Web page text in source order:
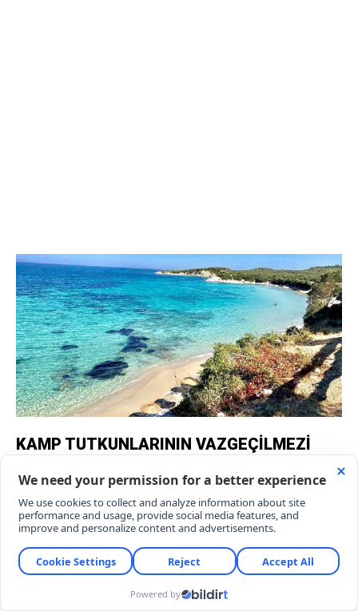
KAMP TUTKUNLARININ VAZGEÇİLMEZİ
Killik Koyu’nda hem şezlong, şemsiye, duş ve yeme-
içme gibi imkanlar sağlayan özel plaj işletmeleri
hem de ücretsiz halk plajı mevcut. Doğal yapısını
koruyan koy, günübirlik ziyaretçiler kadar kamp
tutkunlarının da vazgeçilmezi oluyor.